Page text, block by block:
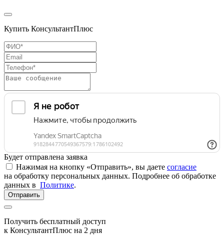
Купить КонсультантПлюс
Будет отправлена заявка
Нажимая на кнопку «Отправить», вы даете согласие
на обработку персональных данных. Подробнее об обработке
данных в Политике.
Отправить
Получить бесплатный доступ
к КонсультантПлюс на 2 дня